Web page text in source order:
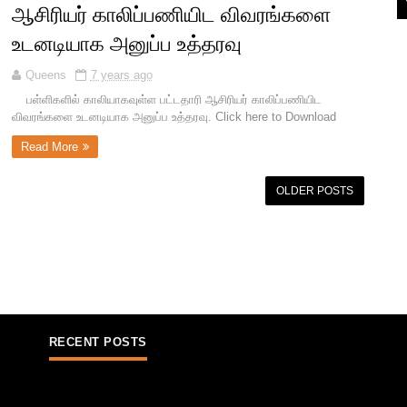
ஆசிரியர் காலிப்பணியிட விவரங்களை
உடனடியாக அனுப்ப உத்தரவு
Queens
7 years ago
பள்ளிகளில் காலியாகவுள்ள பட்டதாரி ஆசிரியர் காலிப்பணியிட
விவரங்களை உடனடியாக அனுப்ப உத்தரவு. Click here to Download
Read More
OLDER POSTS
RECENT POSTS